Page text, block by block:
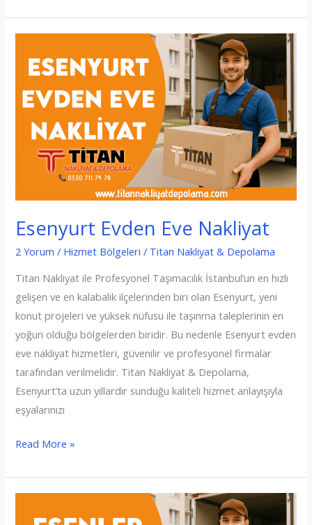
Eve
Esenyurt Evden Eve Nakliyat
2 Yorum / Hizmet Bölgeleri / Titan Nakliyat & Depolama
Titan Nakliyat ile Profesyonel Taşımacılık İstanbul’un en hızlı
gelişen ve en kalabalık ilçelerinden biri olan Esenyurt, yeni
konut projeleri ve yüksek nüfusu ile taşınma taleplerinin en
yoğun olduğu bölgelerden biridir. Bu nedenle Esenyurt evden
eve nakliyat hizmetleri, güvenilir ve profesyonel firmalar
tarafından verilmelidir. Titan Nakliyat & Depolama,
Esenyurt’ta uzun yıllardır sunduğu kaliteli hizmet anlayışıyla
eşyalarınızı
Esenyurt
Eve
Read More »